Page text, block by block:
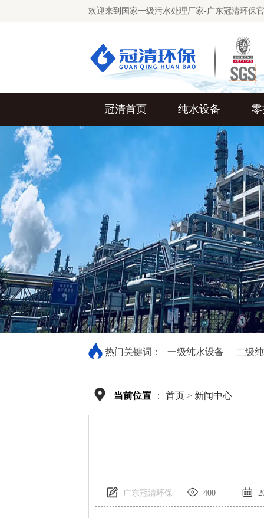
欢迎来到国家一级污水处理厂家-广东冠清环保
冠清首页 纯水设备
热门关键词： 一级纯水设备 二级
当前位置 ： 首页 > 新闻中心
广东冠清环保 400